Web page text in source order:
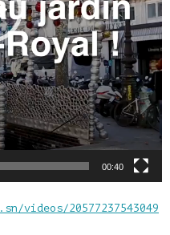
00:40
videos/20577237543049